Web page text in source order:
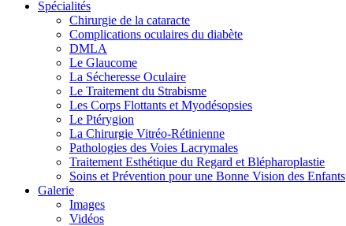
Spécialités
Chirurgie de la cataracte
Complications oculaires du diabète
DMLA
Le Glaucome
La Sécheresse Oculaire
Le Traitement du Strabisme
Les Corps Flottants et Myodésopsies
Le Ptérygion
La Chirurgie Vitréo-Rétinienne
Pathologies des Voies Lacrymales
Traitement Esthétique du Regard et Blépharoplastie
Soins et Prévention pour une Bonne Vision des Enfants
Galerie
Images
Vidéos